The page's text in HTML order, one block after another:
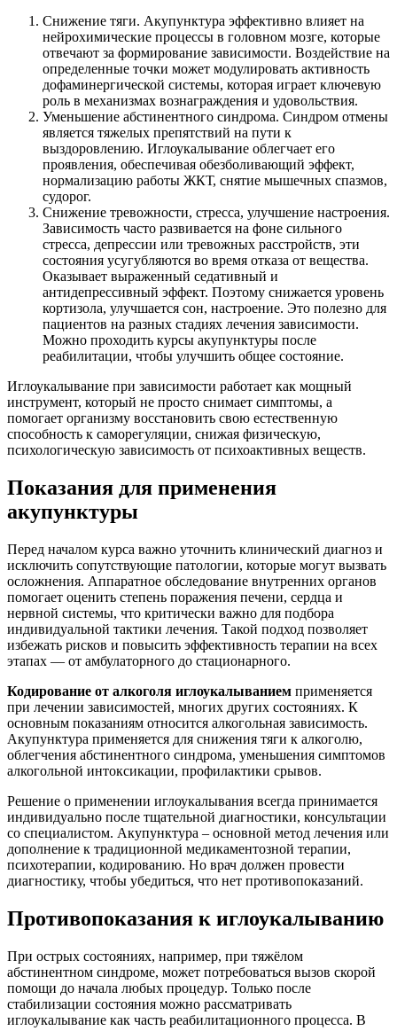
Снижение тяги. Акупунктура эффективно влияет на
нейрохимические процессы в головном мозге, которые
отвечают за формирование зависимости. Воздействие на
определенные точки может модулировать активность
дофаминергической системы, которая играет ключевую
роль в механизмах вознаграждения и удовольствия.
Уменьшение абстинентного синдрома. Синдром отмены
является тяжелых препятствий на пути к
выздоровлению. Иглоукалывание облегчает его
проявления, обеспечивая обезболивающий эффект,
нормализацию работы ЖКТ, снятие мышечных спазмов,
судорог.
Снижение тревожности, стресса, улучшение настроения.
Зависимость часто развивается на фоне сильного
стресса, депрессии или тревожных расстройств, эти
состояния усугубляются во время отказа от вещества.
Оказывает выраженный седативный и
антидепрессивный эффект. Поэтому снижается уровень
кортизола, улучшается сон, настроение. Это полезно для
пациентов на разных стадиях лечения зависимости.
Можно проходить курсы акупунктуры после
реабилитации, чтобы улучшить общее состояние.
Иглоукалывание при зависимости работает как мощный
инструмент, который не просто снимает симптомы, а
помогает организму восстановить свою естественную
способность к саморегуляции, снижая физическую,
психологическую зависимость от психоактивных веществ.
Показания для применения
акупунктуры
Перед началом курса важно уточнить клинический диагноз и
исключить сопутствующие патологии, которые могут вызвать
осложнения. Аппаратное обследование внутренних органов
помогает оценить степень поражения печени, сердца и
нервной системы, что критически важно для подбора
индивидуальной тактики лечения. Такой подход позволяет
избежать рисков и повысить эффективность терапии на всех
этапах — от амбулаторного до стационарного.
Кодирование от алкоголя иглоукалыванием применяется
при лечении зависимостей, многих других состояниях. К
основным показаниям относится алкогольная зависимость.
Акупунктура применяется для снижения тяги к алкоголю,
облегчения абстинентного синдрома, уменьшения симптомов
алкогольной интоксикации, профилактики срывов.
Решение о применении иглоукалывания всегда принимается
индивидуально после тщательной диагностики, консультации
со специалистом. Акупунктура – основной метод лечения или
дополнение к традиционной медикаментозной терапии,
психотерапии, кодированию. Но врач должен провести
диагностику, чтобы убедиться, что нет противопоказаний.
Противопоказания к иглоукалыванию
При острых состояниях, например, при тяжёлом
абстинентном синдроме, может потребоваться вызов скорой
помощи до начала любых процедур. Только после
стабилизации состояния можно рассматривать
иглоукалывание как часть реабилитационного процесса. В